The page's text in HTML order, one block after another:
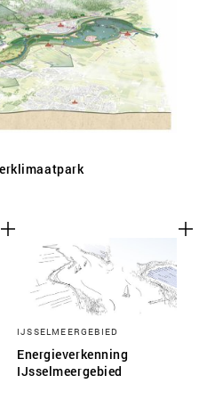
IJSSELMEERGEBIED
Energieverkenning
IJsselmeergebied